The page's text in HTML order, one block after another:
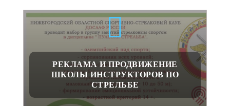
РЕКЛАМА И ПРОДВИЖЕНИЕ
ШКОЛЫ ИНСТРУКТОРОВ ПО
СТРЕЛЬБЕ